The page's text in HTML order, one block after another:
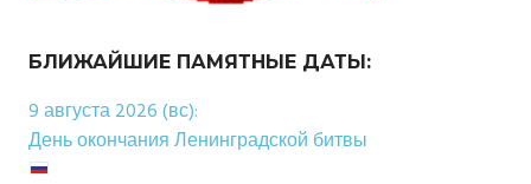
БЛИЖАЙШИЕ ПАМЯТНЫЕ ДАТЫ:
9 августа 2026 (вс):
День окончания Ленинградской битвы